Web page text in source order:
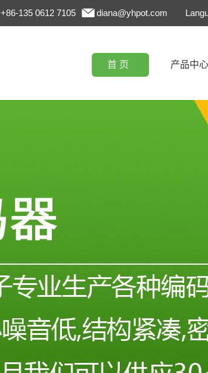
+86-135 0612 7105 diana@yhpot.com
首 页 产品中心